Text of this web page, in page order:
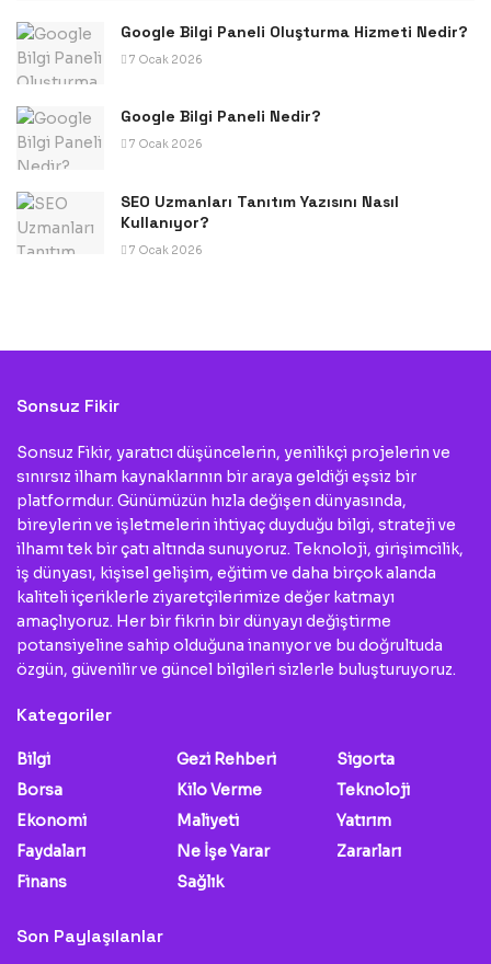
Google Bilgi Paneli Oluşturma Hizmeti Nedir?
7 Ocak 2026
Google Bilgi Paneli Nedir?
7 Ocak 2026
SEO Uzmanları Tanıtım Yazısını Nasıl
Kullanıyor?
7 Ocak 2026
Sonsuz Fikir
Sonsuz Fikir, yaratıcı düşüncelerin, yenilikçi projelerin ve
sınırsız ilham kaynaklarının bir araya geldiği eşsiz bir
platformdur. Günümüzün hızla değişen dünyasında,
bireylerin ve işletmelerin ihtiyaç duyduğu bilgi, strateji ve
ilhamı tek bir çatı altında sunuyoruz. Teknoloji, girişimcilik,
iş dünyası, kişisel gelişim, eğitim ve daha birçok alanda
kaliteli içeriklerle ziyaretçilerimize değer katmayı
amaçlıyoruz. Her bir fikrin bir dünyayı değiştirme
potansiyeline sahip olduğuna inanıyor ve bu doğrultuda
özgün, güvenilir ve güncel bilgileri sizlerle buluşturuyoruz.
Kategoriler
Bilgi
Borsa
Ekonomi
Faydaları
Finans
Gezi Rehberi
Kilo Verme
Maliyeti
Ne İşe Yarar
Sağlık
Sigorta
Teknoloji
Yatırım
Zararları
Son Paylaşılanlar